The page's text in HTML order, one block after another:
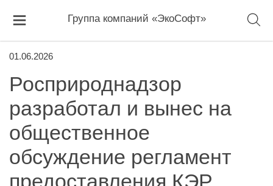
Группа компаний «ЭкоСофт»
01.06.2026
Росприроднадзор
разработал и вынес на
общественное
обсуждение регламент
предоставления КЭР